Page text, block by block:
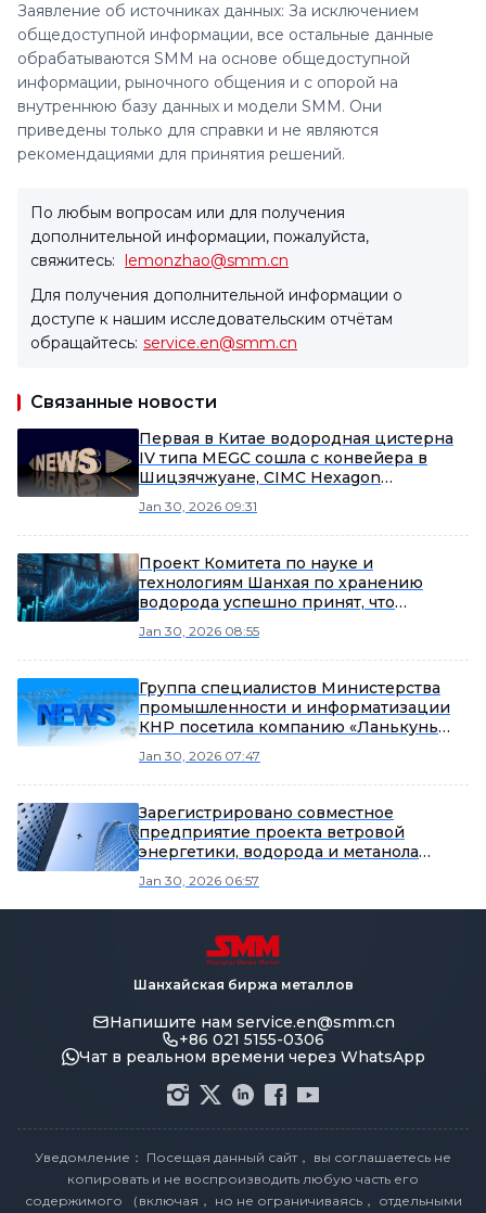
Заявление об источниках данных: За исключением
общедоступной информации, все остальные данные
обрабатываются SMM на основе общедоступной
информации, рыночного общения и с опорой на
внутреннюю базу данных и модели SMM. Они
приведены только для справки и не являются
рекомендациями для принятия решений.
По любым вопросам или для получения
дополнительной информации, пожалуйста,
свяжитесь: lemonzhao@smm.cn
Для получения дополнительной информации о
доступе к нашим исследовательским отчётам
обращайтесь: service.en@smm.cn
Связанные новости
Первая в Китае водородная цистерна
IV типа MEGC сошла с конвейера в
Шицзячжуане, CIMC Hexagon
оборудования для хранения водорода
высокого давления
Jan 30, 2026 09:31
Проект Комитета по науке и
технологиям Шанхая по хранению
водорода успешно принят, что
оборудования хранения водорода.
Hydrogen Feng достигает двойной
схемы размещения «газообразный +
твердотельный».
Jan 30, 2026 08:55
Группа специалистов Министерства
промышленности и информатизации
КНР посетила компанию «Ланькунь
инновационные достижения в
технологии автономного водородного
производства без использования
систем накопления энергии.
Jan 30, 2026 07:47
Зарегистрировано совместное
предприятие проекта ветровой
энергетики, водорода и метанола
объем инвестиций 6,1 млрд юаней
Jan 30, 2026 06:57
Шанхайская биржа металлов
Напишите нам service.en@smm.cn
+86 021 5155-0306
Чат в реальном времени через WhatsApp
Уведомление： Посещая данный сайт， вы соглашаетесь не
копировать и не воспроизводить любую часть его
содержимого （включая， но не ограничиваясь， отдельными